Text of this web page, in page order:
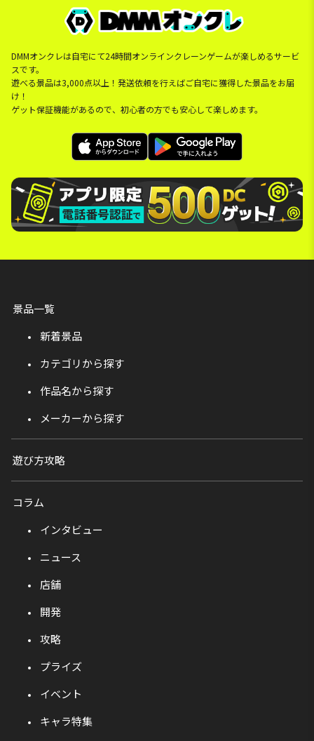
DMMオンクレは自宅にて24時間オンラインクレーンゲームが楽しめるサービ
スです。
遊べる景品は3,000点以上！発送依頼を行えばご自宅に獲得した景品をお届
け！
ゲット保証機能があるので、初心者の方でも安心して楽しめます。
景品一覧
新着景品
カテゴリから探す
作品名から探す
メーカーから探す
遊び方攻略
コラム
インタビュー
ニュース
店舗
開発
攻略
プライズ
イベント
キャラ特集